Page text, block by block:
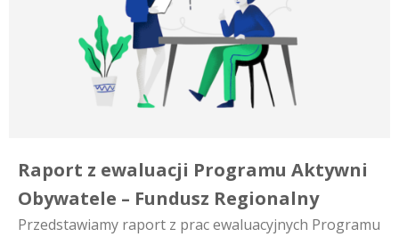
Raport z ewaluacji Programu Aktywni
Obywatele – Fundusz Regionalny
Przedstawiamy raport z prac ewaluacyjnych Programu